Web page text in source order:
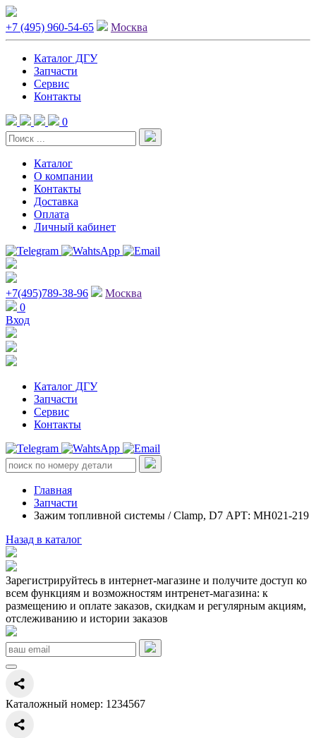
+7 (495) 960-54-65 Москва
Каталог ДГУ
Запчасти
Сервис
Контакты
0
Каталог
О компании
Контакты
Доставка
Оплата
Личный кабинет
+7(495)789-38-96
Москва
0
Вход
Каталог ДГУ
Запчасти
Сервис
Контакты
Главная
Запчасти
Зажим топливной системы / Clamp, D7 АРТ: MH021-219
Назад в каталог
Зарегистрируйтесь в интернет-магазине и получите доступ ко
всем функциям и возможностям интренет-магазина: к
размещению и оплате заказов, скидкам и регулярным акциям,
отслеживанию и истории заказов
Каталожный номер: 1234567